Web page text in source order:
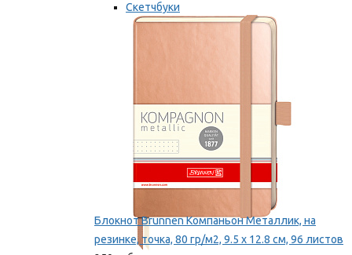
Скетчбуки
Тетради
Блокнот Brunnen Компаньон Металлик, на
резинке, точка, 80 гр/м2, 9.5 х 12.8 см, 96 листов